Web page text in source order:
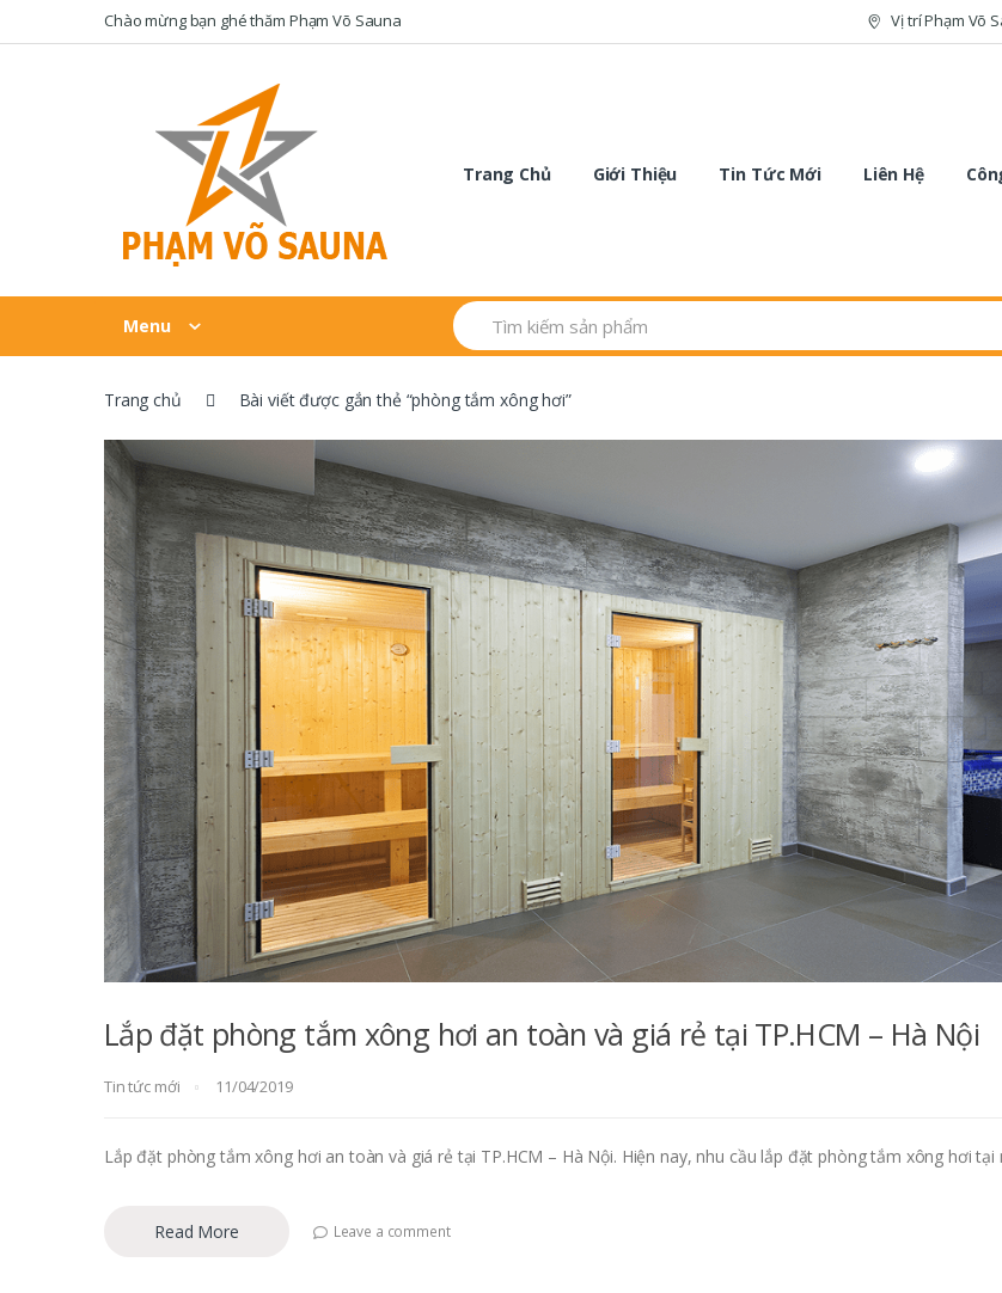
to
to
Chào mừng bạn ghé thăm Phạm Võ Sauna Vị trí Phạm Võ
Trang Chủ Giới Thiệu Tin Tức Mới Liên Hệ
Menu
Search
for:
Trang chủ Bài viết được gắn thẻ “phòng tắm xông hơi”
Lắp đặt phòng tắm xông hơi an toàn và giá rẻ tại TP.HCM – Hà Nội
Tin tức mới 11/04/2019
Lắp đặt phòng tắm xông hơi an toàn và giá rẻ tại TP.HCM – Hà Nội. Hiện nay, nhu cầu lắp đặt phòng tắm xông hơi tại
Read More Leave a comment